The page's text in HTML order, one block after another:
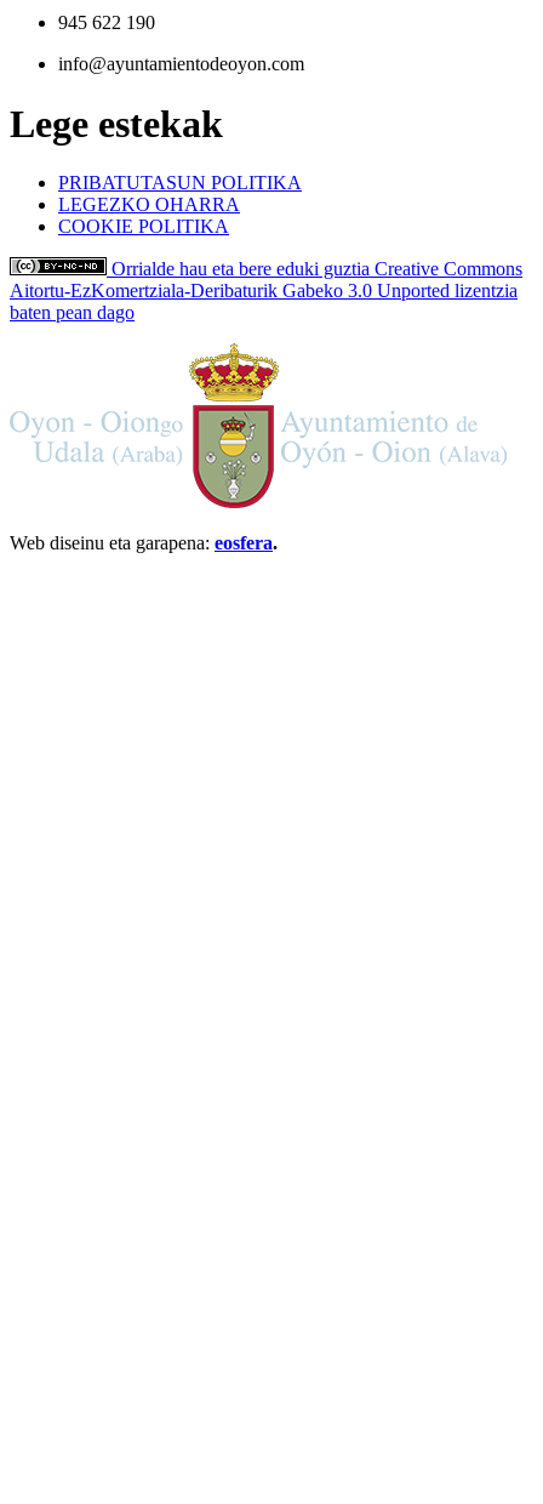
945 622 190
info@ayuntamientodeoyon.com
Lege estekak
PRIBATUTASUN POLITIKA
LEGEZKO OHARRA
COOKIE POLITIKA
Orrialde hau eta bere eduki guztia Creative Commons
Aitortu-EzKomertziala-Deribaturik Gabeko 3.0 Unported lizentzia
baten pean dago
Web diseinu eta garapena: eosfera.